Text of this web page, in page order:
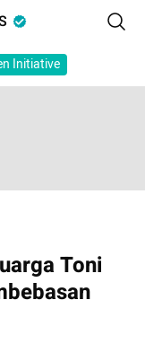
Initiative
Toni